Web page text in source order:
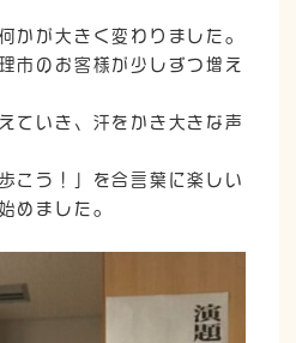
かが大きく変わりました。
市のお客様が少しずつ増え
ていき、汗をかき大きな声
こう！」を合言葉に楽しい
めました。